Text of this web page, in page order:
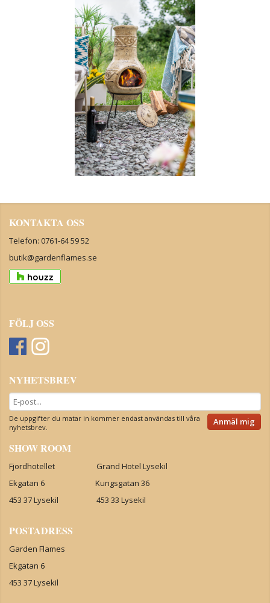
KONTAKTA OSS
Telefon: 0761-64 59 52
butik@gardenflames.se
FÖLJ OSS
NYHETSBREV
Anmäl mig
De uppgifter du matar in kommer endast användas till våra
nyhetsbrev.
SHOW ROOM
Fjordhotellet Grand Hotel Lysekil
Ekgatan 6 Kungsgatan 36
453 37 Lysekil 453 33 Lysekil
POSTADRESS
Garden Flames
Ekgatan 6
453 37 Lysekil